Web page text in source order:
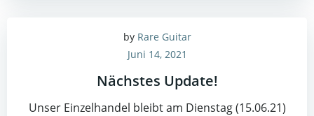
by Rare Guitar
Juni 14, 2021
Nächstes Update!
Unser Einzelhandel bleibt am Dienstag (15.06.21)